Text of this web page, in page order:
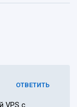
ОТВЕТИТЬ
VPS с